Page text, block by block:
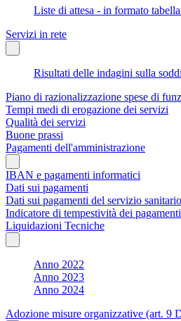
Liste di attesa - in formato
Servizi in rete
Risultati delle indagini sulla
Piano di razionalizzazione spese di
Tempi medi di erogazione dei servizi
Qualità dei servizi
Buone prassi
Pagamenti dell'amministrazione
IBAN e pagamenti informatici
Dati sui pagamenti
Dati sui pagamenti del servizio
Indicatore di tempestività dei pagamenti
Liquidazioni Tecniche
Anno 2022
Anno 2023
Anno 2024
Adozione misure organizzative (art. 9